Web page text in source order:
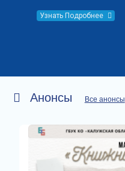
Узнать Подробнее
Анонсы Все анонсы